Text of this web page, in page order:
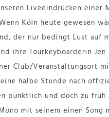
Liveeindrücken einer
Köln heute gewesen
der nur bedingt Lust auf
ihre Tourkeyboarderin
Club/Veranstaltungsort
halbe Stunde nach
pünktlich und doch zu
mit seinem einen